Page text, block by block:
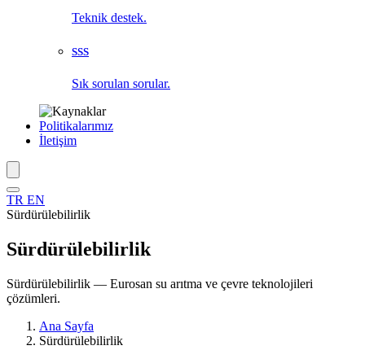
Teknik destek.
SSS
Sık sorulan sorular.
Politikalarımız
İletişim
TR EN
Sürdürülebilirlik
Sürdürülebilirlik
Sürdürülebilirlik — Eurosan su arıtma ve çevre teknolojileri
çözümleri.
Ana Sayfa
Sürdürülebilirlik